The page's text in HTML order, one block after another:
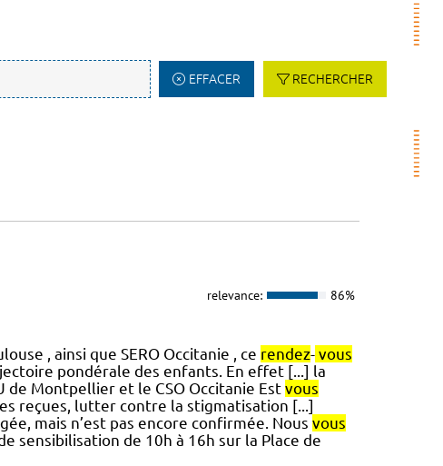
EFFACER RECHERCHER
relevance: 86%
, ainsi que SERO Occitanie , ce rendez- vous
pondérale des enfants. En effet [...] la
de Montpellier et le CSO Occitanie Est vous
reçues, lutter contre la stigmatisation [...]
mais n’est pas encore confirmée. Nous vous
sensibilisation de 10h à 16h sur la Place de